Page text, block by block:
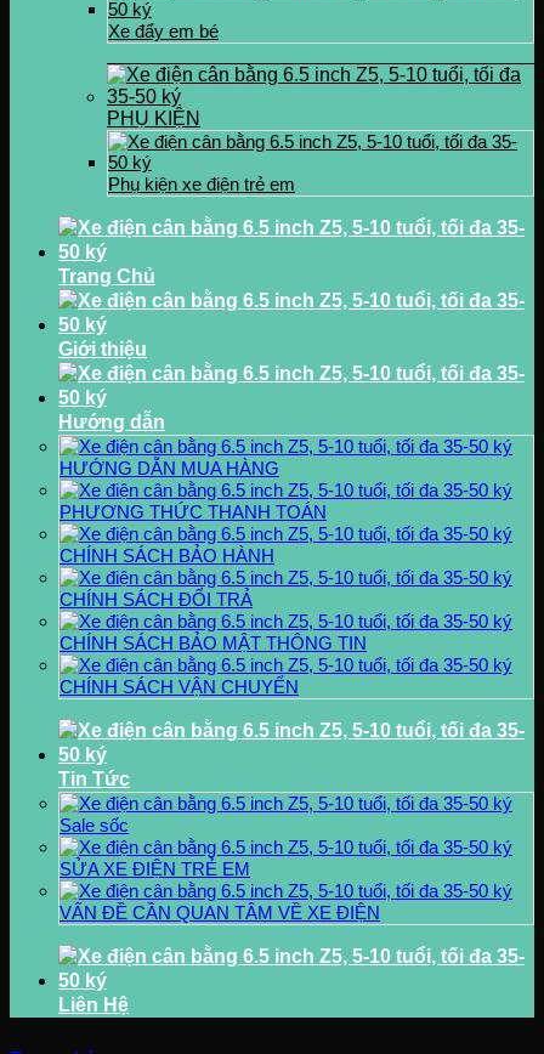
Xe đẩy em bé
PHỤ KIỆN
Phụ kiện xe điện trẻ em
Trang Chủ
Giới thiệu
Hướng dẫn
HƯỚNG DẪN MUA HÀNG
PHƯƠNG THỨC THANH TOÁN
CHÍNH SÁCH BẢO HÀNH
CHÍNH SÁCH ĐỔI TRẢ
CHÍNH SÁCH BẢO MẬT THÔNG TIN
CHÍNH SÁCH VẬN CHUYỂN
Tin Tức
Sale sốc
SỬA XE ĐIỆN TRẺ EM
VẤN ĐỀ CẦN QUAN TÂM VỀ XE ĐIỆN
Liên Hệ